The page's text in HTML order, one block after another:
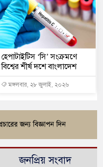
হেপাটাইটিস ‘সি’ সংক্রমণে
বিশ্বের শীর্ষ দশে বাংলাদেশ
মঙ্গলবার, ২৮ জুলাই, ২০২৬
জনপ্রিয় সংবাদ